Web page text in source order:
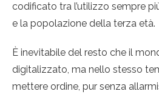
codificato tra l’utilizzo sempre
e la popolazione della terza età.
È inevitabile del resto che il
digitalizzato, ma nello stesso
mettere ordine, pur senza